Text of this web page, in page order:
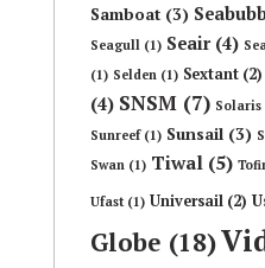
Samboat (3)
Seagull (1) Seair(4)
(1) Selden (1) Sextant (2)
(4) SNSM (7) Solaris
Sunreef(1) Sunsail (3)
Swan (1) Tiwal (5)
Ufast(1) Universail (2)
Globe (18)